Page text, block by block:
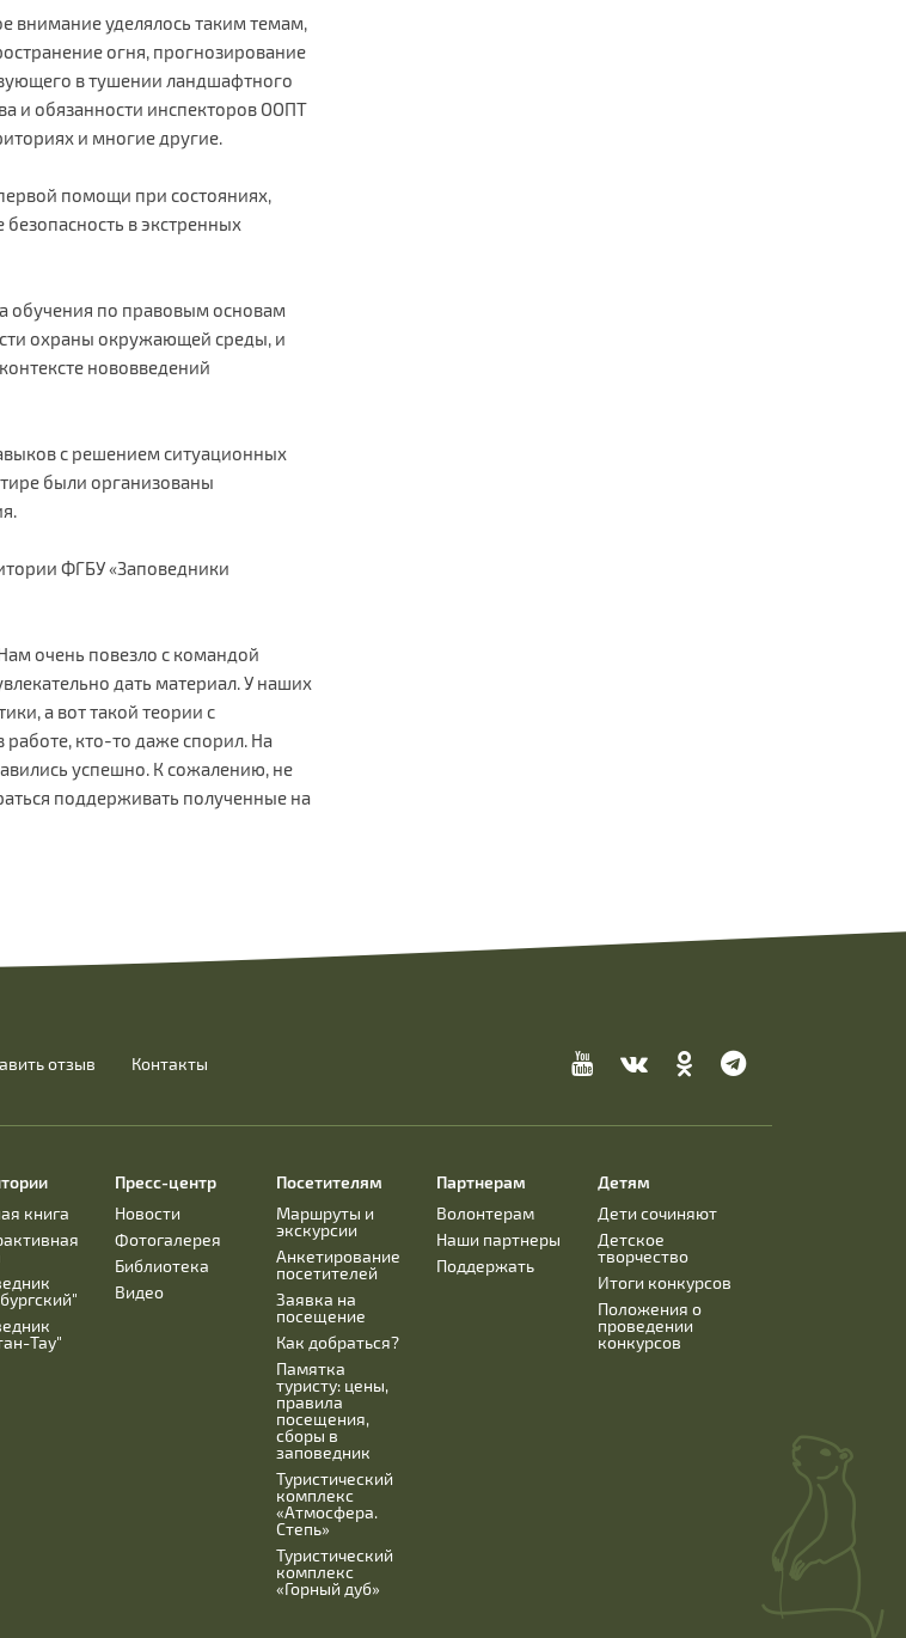
внимание уделялось таким темам,
огня, прогнозирование
в тушении ландшафтного
и обязанности инспекторов ООПТ
и многие другие.
помощи при состояниях,
в экстренных
обучения по правовым основам
охраны окружающей среды, и
нововведений
с решением ситуационных
были организованы
ФГБУ «Заповедники
очень повезло с командой
дать материал. У наших
а вот такой теории с
работе, кто-то даже спорил. На
успешно. К сожалению, не
поддерживать полученные на
отзыв
Контакты
книга
Тау"
Пресс-центр
Новости
Фотогалерея
Библиотека
Видео
Посетителям
Маршруты и
экскурсии
Анкетирование
посетителей
Заявка на
посещение
Как добраться?
Памятка
туристу: цены,
правила
посещения,
сборы в
заповедник
Туристический
комплекс
«Атмосфера.
Степь»
Туристический
комплекс
«Горный дуб»
Партнерам
Волонтерам
Наши партнеры
Поддержать
Детям
Дети сочиняют
Детское
творчество
Итоги конкурсов
Положения о
проведении
конкурсов